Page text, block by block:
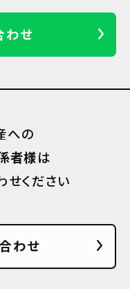
わせ
への
者様は
せください
わせ